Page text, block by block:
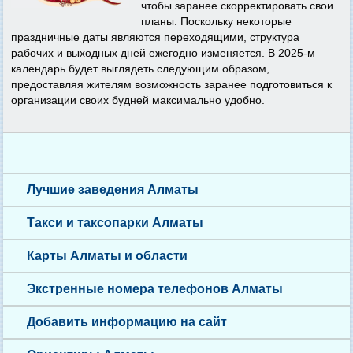
чтобы заранее скорректировать свои
планы. Поскольку некоторые
праздничные даты являются переходящими, структура
рабочих и выходных дней ежегодно изменяется. В 2025-м
календарь будет выглядеть следующим образом,
предоставляя жителям возможность заранее подготовиться к
организации своих будней максимально удобно.
Лучшие заведения Алматы
Такси и таксопарки Алматы
Карты Алматы и области
Экстренные номера телефонов Алматы
Добавить информацию на сайт